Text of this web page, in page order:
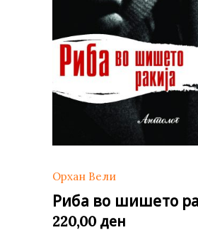
Орхан Вели
Риба во шишето
220,00 ден